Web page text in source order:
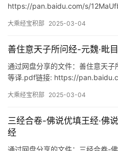
https://pan.baidu.com/s/
大乘经宝积部 2025-03-04
善住意天子所问经-元魏·毗
通过网盘分享的文件：善住意天子
等译.pdf链接: https://
大乘经宝积部 2025-03-04
三经合卷-佛说优填王经·佛
经